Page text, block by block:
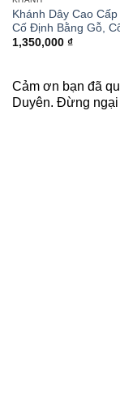
Khánh Dây Cao Cấp
Cố Định Bằng Gỗ,
1,350,000 ₫
Cảm ơn bạn đã
Duyên. Đừng